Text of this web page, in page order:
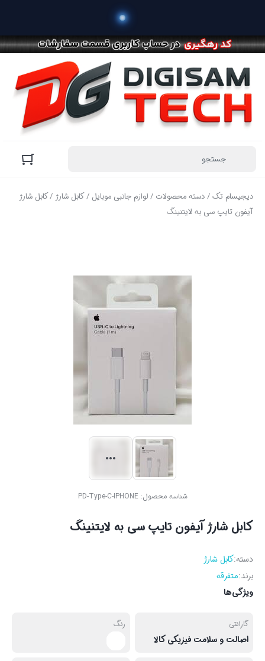
دیجیسام تک/دسته محصولات /لوازم جانبی موبایل /کابل شارژ / کابل شارژ
آیفون تایپ سی به لایتنینگ
شناسه محصول:PD-Type-C-IPHONE
کابل شارژ آیفون تایپ سی به لایتنینگ
دسته:کابل شارژ
برند:متفرقه
ویژگی‌ها
گارانتی
اصالت و سلامت فیزیکی کالا
رنگ